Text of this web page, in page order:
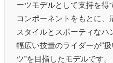
ーツモデルとして支持を得
コンポーネントをもとに、
スタイルとスポーティなハ
幅広い技量のライダーが“
ツ”を目指したモデルです。